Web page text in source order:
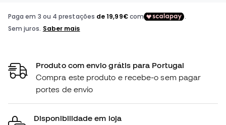
Produto com envio grátis para Portugal
Compra este produto e recebe-o sem pagar
portes de envio
Disponibilidade em loja